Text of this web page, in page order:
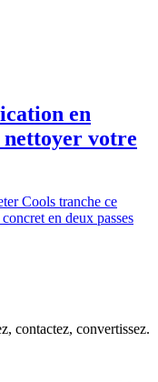
contactez, convertissez.